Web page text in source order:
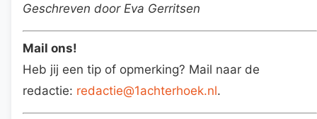
Geschreven door Eva Gerritsen
Mail ons!
Heb jij een tip of opmerking? Mail naar de
redactie: redactie@1achterhoek.nl.